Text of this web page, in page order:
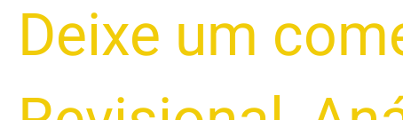
Deixe um